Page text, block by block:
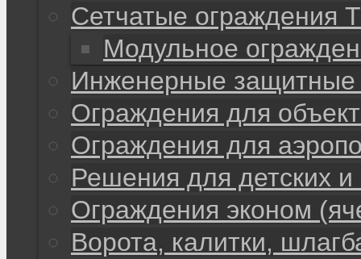
Сетчатые ограждения
Модульное
Инженерные защитные
Ограждения для
Ограждения для
Решения для детских
Ограждения эконом
Ворота, калитки,